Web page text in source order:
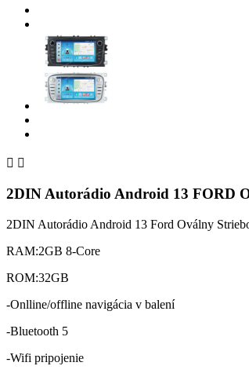
 
2DIN Autorádio Android 13 FORD
2DIN Autorádio Android 13 Ford Oválny
RAM:2GB 8-Core
ROM:32GB
-Onlline/offline navigácia v balení
-Bluetooth 5
-Wifi pripojenie